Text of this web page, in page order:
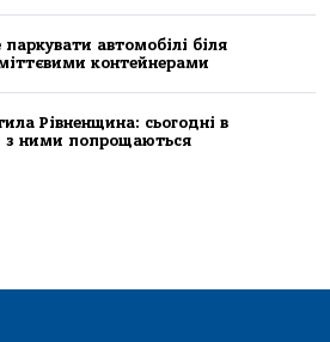
паркувати автомобілі біля
контейнерами
Рівненщина: сьогодні в
з ними попрощаються